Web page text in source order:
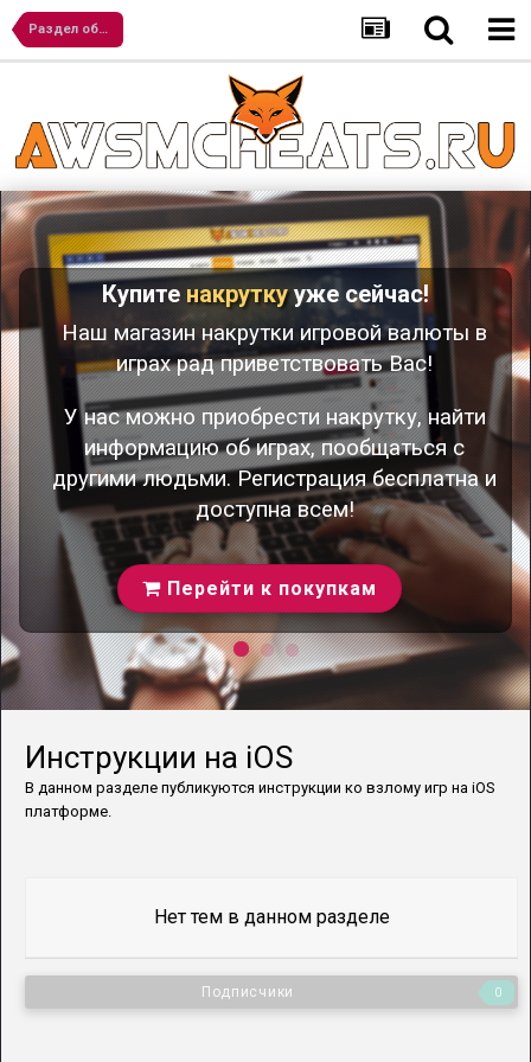
Раздел обучения
Купите накруткууже сейчас!
Наш магазин накрутки игровой валюты в
играх рад приветствовать Вас!
У нас можно приобрести накрутку, найти
информацию об играх, пообщаться с
другими людьми. Регистрация бесплатна и
доступна всем!
Перейти к покупкам
Инструкции на iOS
В данном разделе публикуются инструкции ко взлому игр на iOS
платформе.
Нет тем в данном разделе
Подписчики 0